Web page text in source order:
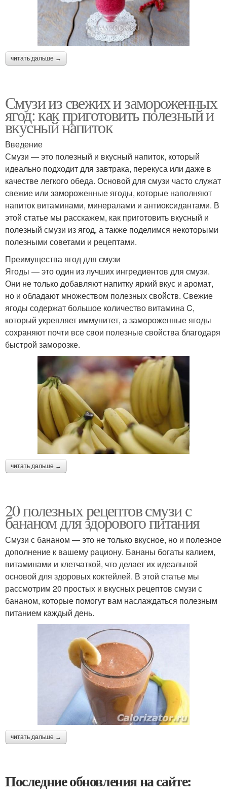
читать дальше →
Смузи из свежих и замороженных
ягод: как приготовить полезный и
вкусный напиток
Введение
Смузи — это полезный и вкусный напиток, который
идеально подходит для завтрака, перекуса или даже в
качестве легкого обеда. Основой для смузи часто служат
свежие или замороженные ягоды, которые наполняют
напиток витаминами, минералами и антиоксидантами. В
этой статье мы расскажем, как приготовить вкусный и
полезный смузи из ягод, а также поделимся некоторыми
полезными советами и рецептами.
Преимущества ягод для смузи
Ягоды — это один из лучших ингредиентов для смузи.
Они не только добавляют напитку яркий вкус и аромат,
но и обладают множеством полезных свойств. Свежие
ягоды содержат большое количество витамина C,
который укрепляет иммунитет, а замороженные ягоды
сохраняют почти все свои полезные свойства благодаря
быстрой заморозке.
читать дальше →
20 полезных рецептов смузи с
бананом для здорового питания
Смузи с бананом — это не только вкусное, но и полезное
дополнение к вашему рациону. Бананы богаты калием,
витаминами и клетчаткой, что делает их идеальной
основой для здоровых коктейлей. В этой статье мы
рассмотрим 20 простых и вкусных рецептов смузи с
бананом, которые помогут вам наслаждаться полезным
питанием каждый день.
читать дальше →
Последние обновления на сайте: